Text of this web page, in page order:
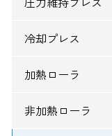
冷却プレス
加熱ローラ
非加熱ローラ